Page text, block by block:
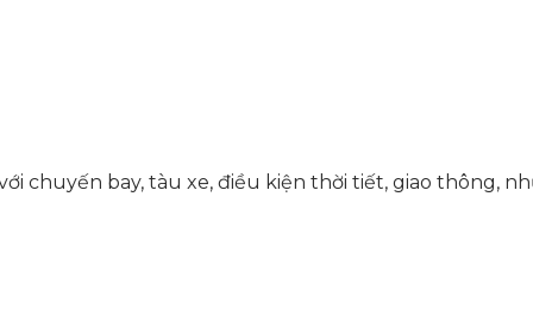
chuyến bay, tàu xe, điều kiện thời tiết, giao thông,